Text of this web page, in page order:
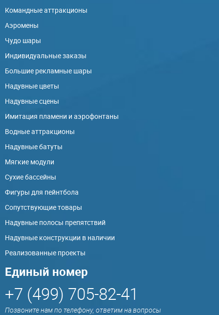
Командные аттракционы
Аэромены
Чудо шары
Индивидуальные заказы
Большие рекламные шары
Надувные цветы
Надувные сцены
Имитация пламени и аэрофонтаны
Водные аттракционы
Надувные батуты
Мягкие модули
Сухие бассейны
Фигуры для пейнтбола
Сопутствующие товары
Надувные полосы препятствий
Надувные конструкции в наличии
Реализованные проекты
Единый номер
+7 (499) 705-82-41
Позвоните нам по телефону, ответим на вопросы